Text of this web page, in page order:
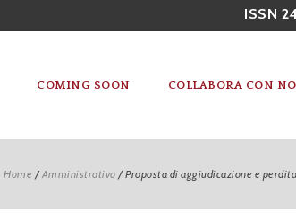
ISSN
COMING SOON COLLABORA CON
Home /Amministrativo /Proposta di aggiudicazione e